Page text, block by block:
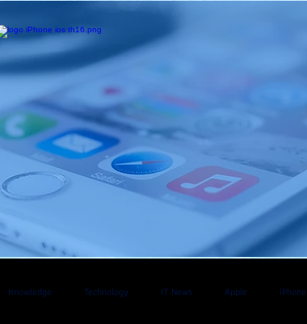
Knowledge Technology IT News Apple iPhone